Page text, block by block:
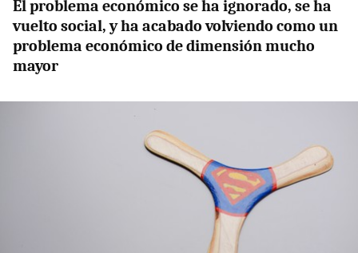
El problema económico se ha ignorado, se ha
vuelto social, y ha acabado volviendo como un
problema económico de dimensión mucho
mayor